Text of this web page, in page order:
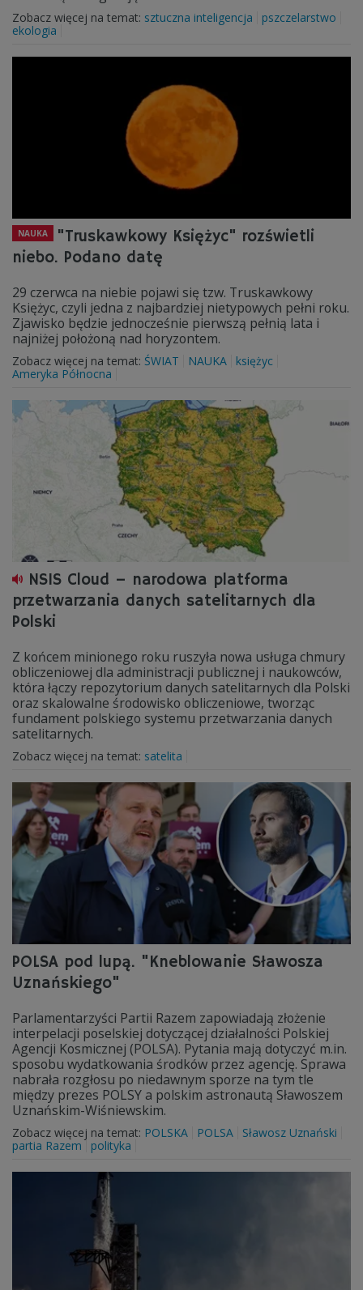
Zobacz więcej na temat: sztuczna inteligencja
pszczelarstwo
ekologia
NAUKA
"Truskawkowy Księżyc" rozświetli
niebo. Podano datę
29 czerwca na niebie pojawi się tzw. Truskawkowy
Księżyc, czyli jedna z najbardziej nietypowych pełni roku.
Zjawisko będzie jednocześnie pierwszą pełnią lata i
najniżej położoną nad horyzontem.
Zobacz więcej na temat: ŚWIAT NAUKA
księżyc
Ameryka Północna
NSIS Cloud – narodowa platforma
przetwarzania danych satelitarnych dla
Polski
Z końcem minionego roku ruszyła nowa usługa chmury
obliczeniowej dla administracji publicznej i naukowców,
która łączy repozytorium danych satelitarnych dla Polski
oraz skalowalne środowisko obliczeniowe, tworząc
fundament polskiego systemu przetwarzania danych
satelitarnych.
Zobacz więcej na temat: satelita
POLSA pod lupą. "Kneblowanie Sławosza
Uznańskiego"
Parlamentarzyści Partii Razem zapowiadają złożenie
interpelacji poselskiej dotyczącej działalności Polskiej
Agencji Kosmicznej (POLSA). Pytania mają dotyczyć m.in.
sposobu wydatkowania środków przez agencję. Sprawa
nabrała rozgłosu po niedawnym sporze na tym tle
między prezes POLSY a polskim astronautą Sławoszem
Uznańskim-Wiśniewskim.
Zobacz więcej na temat: POLSKA POLSA
Sławosz Uznański
partia Razem
polityka